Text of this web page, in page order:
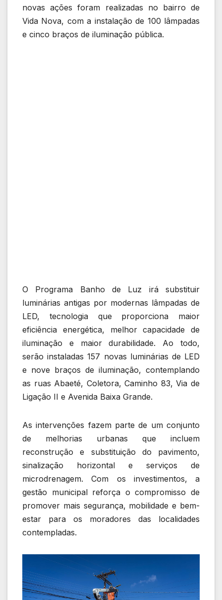
novas ações foram realizadas no bairro de
Vida Nova, com a instalação de 100 lâmpadas
e cinco braços de iluminação pública.
O Programa Banho de Luz irá substituir
luminárias antigas por modernas lâmpadas de
LED, tecnologia que proporciona maior
eficiência energética, melhor capacidade de
iluminação e maior durabilidade. Ao todo,
serão instaladas 157 novas luminárias de LED
e nove braços de iluminação, contemplando
as ruas Abaeté, Coletora, Caminho 83, Via de
Ligação II e Avenida Baixa Grande.
As intervenções fazem parte de um conjunto
de melhorias urbanas que incluem
reconstrução e substituição do pavimento,
sinalização horizontal e serviços de
microdrenagem. Com os investimentos, a
gestão municipal reforça o compromisso de
promover mais segurança, mobilidade e bem-
estar para os moradores das localidades
contempladas.